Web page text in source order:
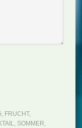
, FRUCHT,
, SOMMER,